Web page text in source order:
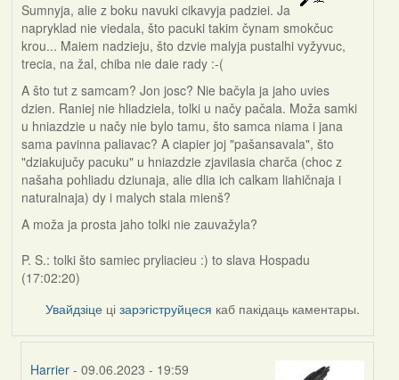
Sumnyja, alie z boku navuki cikavyja padziei. Ja
napryklad nie viedala, što pacuki takim čynam smokčuc
krou... Maiem nadzieju, što dzvie malyja pustalhi vyžyvuc,
trecia, na žal, chiba nie daie rady :-(
A što tut z samcam? Jon josc? Nie bačyla ja jaho uvies
dzien. Raniej nie hliadziela, tolki u načy pačala. Moža samki
u hniazdzie u načy nie bylo tamu, što samca niama i jana
sama pavinna paliavac? A ciapier joj "pašansavala", što
"dziakujučy pacuku" u hniazdzie zjavilasia charča (choc z
našaha pohliadu dziunaja, alie dlia ich calkam liahičnaja i
naturalnaja) dy i malych stala mienš?
A moža ja prosta jaho tolki nie zauvažyla?
P. S.: tolki što samiec pryliacieu :) to slava Hospadu
(17:02:20)
Увайдзіце цізарэгіструйцеся каб пакідаць каментары.
Harrier - 09.06.2023 - 19:59